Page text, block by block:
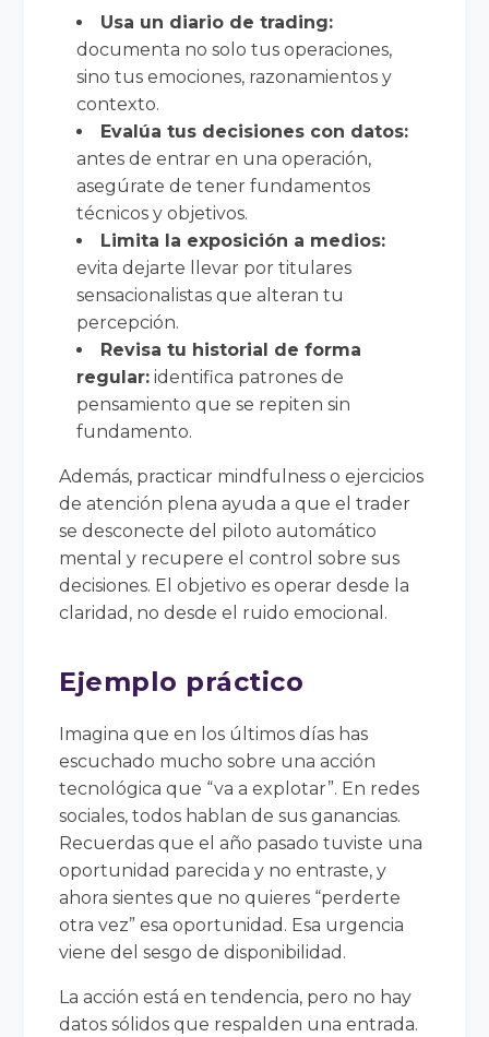
Usa un diario de trading:
documenta no solo tus operaciones,
sino tus emociones, razonamientos y
contexto.
Evalúa tus decisiones con datos:
antes de entrar en una operación,
asegúrate de tener fundamentos
técnicos y objetivos.
Limita la exposición a medios:
evita dejarte llevar por titulares
sensacionalistas que alteran tu
percepción.
Revisa tu historial de forma
regular: identifica patrones de
pensamiento que se repiten sin
fundamento.
Además, practicar mindfulness o ejercicios
de atención plena ayuda a que el trader
se desconecte del piloto automático
mental y recupere el control sobre sus
decisiones. El objetivo es operar desde la
claridad, no desde el ruido emocional.
Ejemplo práctico
Imagina que en los últimos días has
escuchado mucho sobre una acción
tecnológica que “va a explotar”. En redes
sociales, todos hablan de sus ganancias.
Recuerdas que el año pasado tuviste una
oportunidad parecida y no entraste, y
ahora sientes que no quieres “perderte
otra vez” esa oportunidad. Esa urgencia
viene del sesgo de disponibilidad.
La acción está en tendencia, pero no hay
datos sólidos que respalden una entrada.